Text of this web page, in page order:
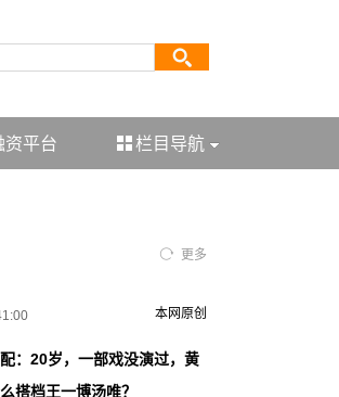
资平台 栏目导航
更多
：20岁，一部戏没演过，黄
搭档王一博汤唯？
本网原创